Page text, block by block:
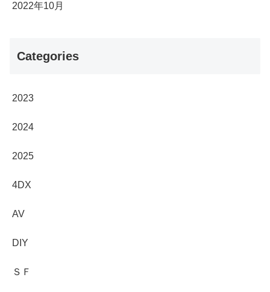
2022年10月
Categories
2023
2024
2025
4DX
AV
DIY
ＳＦ